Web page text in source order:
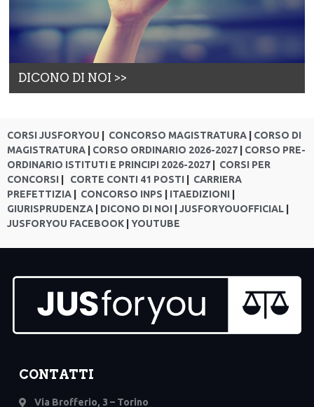
DICONO DI NOI >>
CORSI JUSFORYOU CONCORSO MAGISTRATURA
CORSO DI
MAGISTRATURA
CORSO ORDINARIO 2026-2027
CORSO PRE-
ORDINARIO ISTITUTI E PRINCIPI 2026-2027
CORSI PER
CONCORSI
CORTE CONTI 41 POSTI
CARRIERA
PREFETTIZIA
CONCORSO INPS ITAEDIZIONI
GIURISPRUDENZA
DICONO DI NOI JUSFORYOUOFFICIAL
JUSFORYOU FACEBOOK
YOUTUBE
CONTATTI
Via Brofferio, 3 – Torino